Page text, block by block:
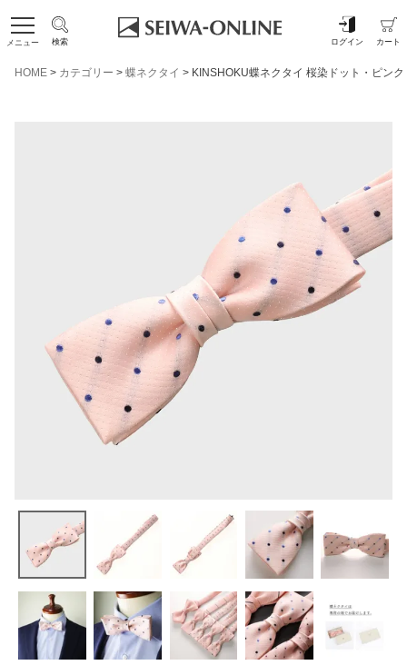
メニュー 検索 ログイン カート
HOME カテゴリー 蝶ネクタイ KINSHOKU蝶ネクタイ 桜染ドット・ピンク